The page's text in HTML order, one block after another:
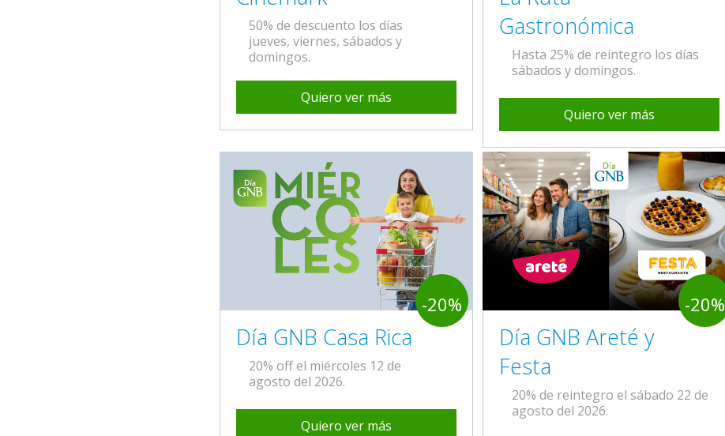
50% de descuento los días
jueves, viernes, sábados y
domingos.
Quiero ver más
Gastronómica
Hasta 25% de reintegro los días
sábados y domingos.
Quiero ver más
-20%
Día GNB Casa Rica
20% off el miércoles 12 de
agosto del 2026.
Quiero ver más
-20%
Día GNB Areté y
Festa
20% de reintegro el sábado 22 de
agosto del 2026.